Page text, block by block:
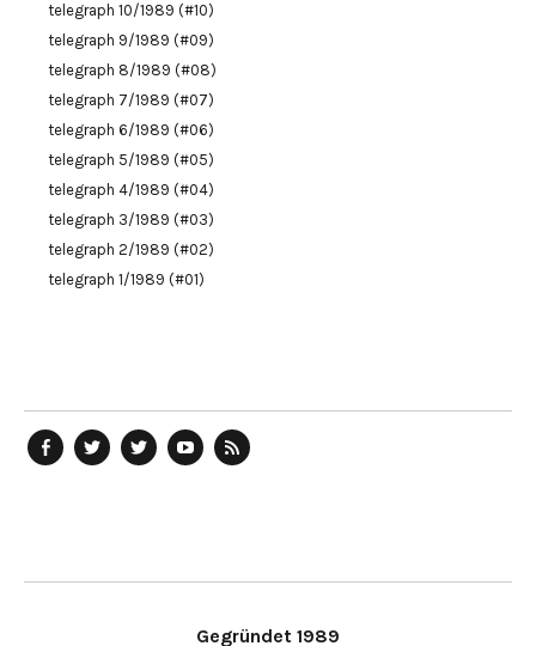
telegraph 10/1989 (#10)
telegraph 9/1989 (#09)
telegraph 8/1989 (#08)
telegraph 7/1989 (#07)
telegraph 6/1989 (#06)
telegraph 5/1989 (#05)
telegraph 4/1989 (#04)
telegraph 3/1989 (#03)
telegraph 2/1989 (#02)
telegraph 1/1989 (#01)
Gegründet 1989